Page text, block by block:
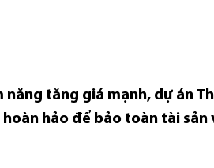
tăng giá mạnh, dự án
hảo để bảo toàn tài sản